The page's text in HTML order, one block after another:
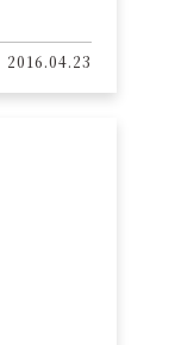
2016.04.23